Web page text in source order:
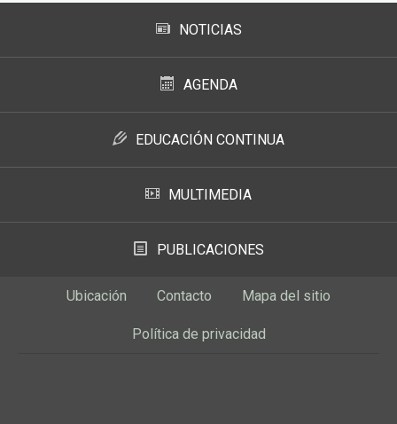
NOTICIAS
AGENDA
EDUCACIÓN CONTINUA
MULTIMEDIA
PUBLICACIONES
Ubicación Contacto Mapa del sitio
Política de privacidad